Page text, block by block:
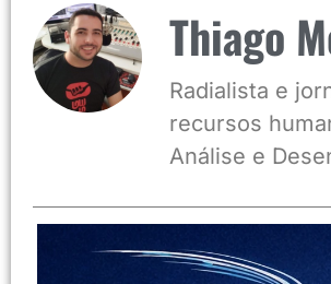
Thiago
Radialista e
recursos
Análise e